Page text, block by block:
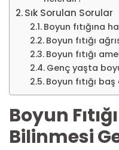
Sık Sorulan Sorular
Boyun fıtığına
Boyun fıtığı
Boyun fıtığı
Genç yaşta
Boyun fıtığı
Boyun
Bilinmesi